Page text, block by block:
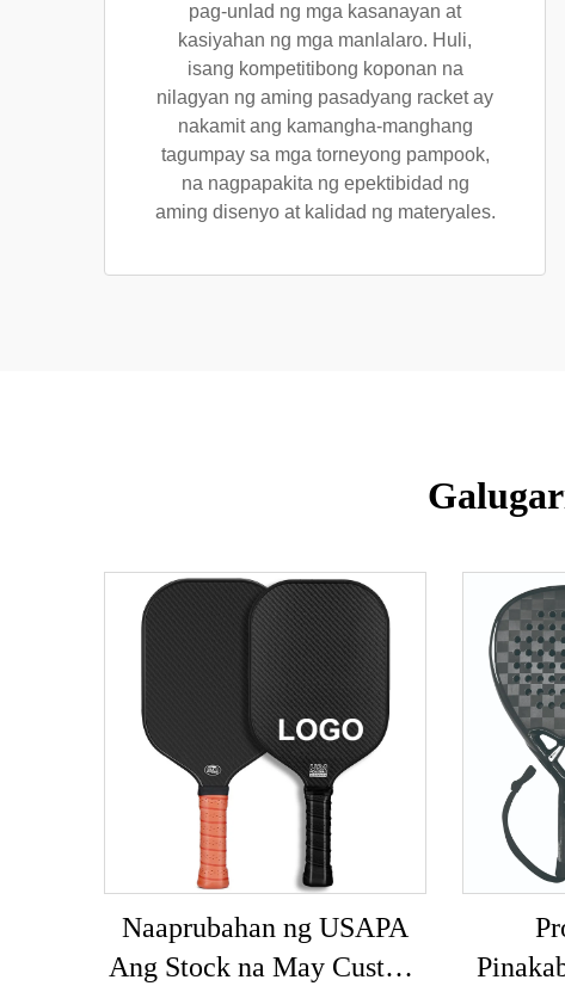
pag-unlad ng mga kasanayan at
kasiyahan ng mga manlalaro. Huli,
isang kompetitibong koponan na
nilagyan ng aming pasadyang racket ay
nakamit ang kamangha-manghang
tagumpay sa mga torneyong pampook,
na nagpapakita ng epektibidad ng
aming disenyo at kalidad ng materyales.
Naaprubahan ng USAPA
Ang Stock na May Custom